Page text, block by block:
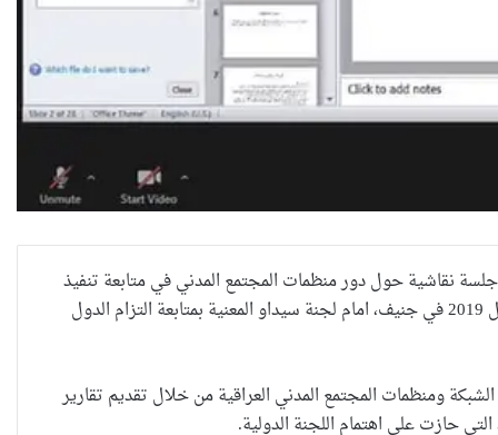
شبكة النساء العراقيات ضمن المجال الافتراضي وعبر تطبيق زووم في 2020/8/13، جلسة نقاشية حول دور منظمات المجتمع المدني في متابعة تنفيذ
الملاحظات الختامية حول تقرير العراق السابع الذي قدم في الجلسة 74 في 22تشرين الأول 2019 في جنيف، امام لجنة سيداو المعنية بمتابعة التزام الدول
ومنظمات المجتمع المدني العراقية من خلال تقديم تقارير
حازت على اهتمام اللجنة الدولية.